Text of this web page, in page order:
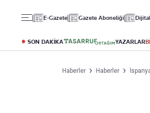
E-Gazete Gazete Aboneliği
SON DAKİKA YAZARLAR
Altın
Döviz
Kripto Para
Haberler Haberler